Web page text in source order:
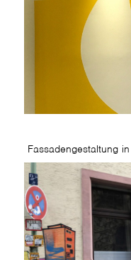
Fassadengestaltung